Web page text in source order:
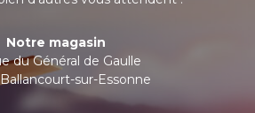
Notre magasin
du Général de Gaulle
sur-Essonne